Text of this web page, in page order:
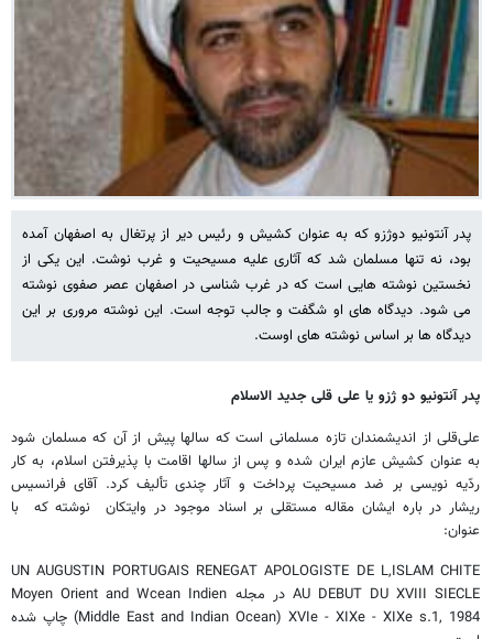
پدر آنتونیو دوژزو که به عنوان کشیش و رئیس دیر از پرتغال به اصفهان آمده
بود، نه تنها مسلمان شد که آثاری علیه مسیحیت و غرب نوشت. این یکی از
نخستین نوشته هایی است که در غرب شناسی در اصفهان عصر صفوی نوشته
می شود. دیدگاه های او شگفت و جالب توجه است. این نوشته مروری بر این
دیدگاه ها بر اساس نوشته های اوست.
پدر آنتونيو دو ژزو يا على قلى جديد الاسلام
على‌قلى از انديشمندان تازه مسلمانى است كه سالها پيش از آن كه مسلمان شود
به عنوان كشيش عازم ايران شده و پس از سالها اقامت با پذيرفتن اسلام، به كار
ردّيه نويسى بر ضد مسيحيت پرداخت و آثار چندى تأليف كرد. آقای فرانسیس
ریشار در باره ایشان مقاله مستقلی بر اسناد موجود در وایتکان
نوشته که با
عنوان:
UN AUGUSTIN PORTUGAIS RENEGAT APOLOGISTE DE L,ISLAM CHITE
AU DEBUT DU XVIII SIECLE در مجله Moyen Orient and Wcean Indien
(Middle East and Indian Ocean) XVIe - XIXe - XIXe s.1, 1984چاپ شده